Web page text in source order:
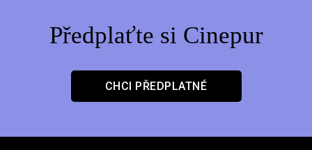
Předplaťte si Cinepur
CHCI PŘEDPLATNÉ